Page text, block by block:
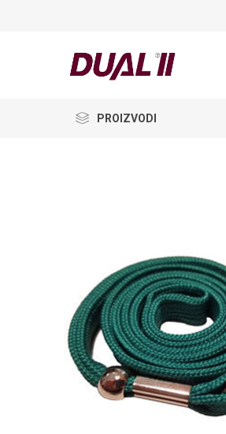
PROIZVODI